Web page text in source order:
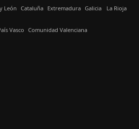
León Cataluña Extremadura Galicia La Rioja
Vasco Comunidad Valenciana